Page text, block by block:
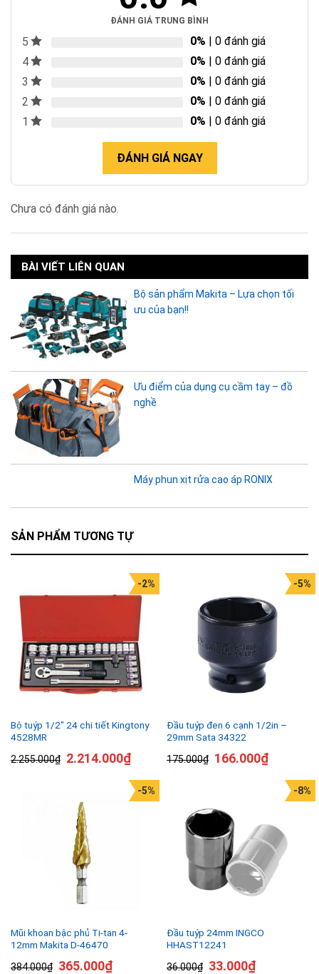
ĐÁNH GIÁ TRUNG BÌNH
5 0% | 0 đánh giá
4
0% | 0 đánh giá
3
0% | 0 đánh giá
2
0% | 0 đánh giá
1
0% | 0 đánh giá
ĐÁNH GIÁ NGAY
Chưa có đánh giá nào.
BÀI VIẾT LIÊN QUAN
Bộ sản phẩm Makita – Lựa chọn tối
ưu của bạn!!
Ưu điểm của dụng cụ cầm tay – đồ
nghề
Máy phun xịt rửa cao áp RONIX
SẢN PHẨM TƯƠNG TỰ
Bộ tuýp 1/2″ 24 chi tiết Kingtony
4528MR
2.255.000₫
-2%
2.214.000₫
Đầu tuýp đen 6 cạnh 1/2in –
29mm Sata 34322
175.000₫
-5%
166.000₫
Mũi khoan bậc phủ Ti-tan 4-
12mm Makita D-46470
384.000₫
-5%
365.000₫
Đầu tuýp 24mm INGCO
HHAST12241
36.000₫
-8%
33.000₫